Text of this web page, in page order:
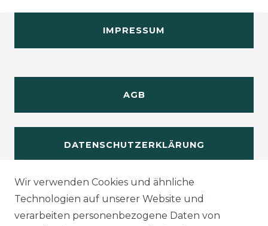
IMPRESSUM
AGB
DATENSCHUTZERKLÄRUNG
WIDERUFSRECHT
Wir verwenden Cookies und ähnliche
Technologien auf unserer Website und
verarbeiten personenbezogene Daten von